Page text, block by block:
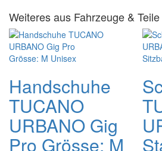
Weiteres aus Fahrzeuge & Teile
Handschuhe
TUCANO
URBANO Gig
Pro Grösse: M